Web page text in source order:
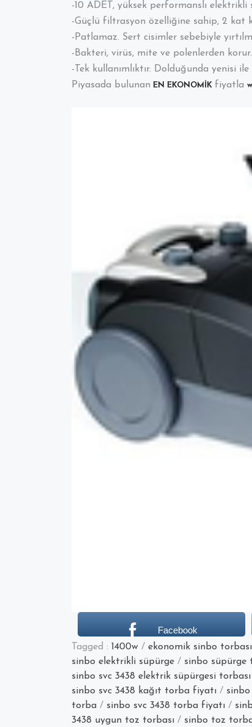
-10 ADET, yüksek performanslı elektrikli
-Güçlü filtrasyon özelliğine sahip, 2 kat
-Patlamaz. Sert cisimler sebebiyle
-Bakteri, virüs, mite ve polenlerden korur.
-Tek kullanımlıktır. Dolduğunda yenisi
Piyasada bulunan EN EKONOMİK fiyatla
Facebook
Tagged : 1400w / ekonomik sinbo torbası
sinbo elektrikli süpürge / sinbo süpürge
sinbo svc 3438 elektrik süpürgesi torbası
sinbo svc 3438 kağıt torba fiyatı / sinbo
torba / sinbo svc 3438 torba fiyatı /
3438 uygun toz torbası / sinbo toz